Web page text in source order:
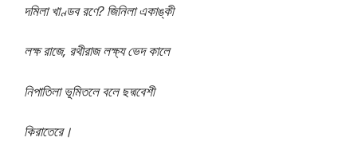
দমিলা খাণ্ডব রণে? জিনিলা একাঙ্কী
লক্ষ রাজে, রথীরাজ লক্ষ্য ভেদ কালে
নিপাতিলা ভূমিতলে বলে ছদ্মবেশী
কিরাতেরে।